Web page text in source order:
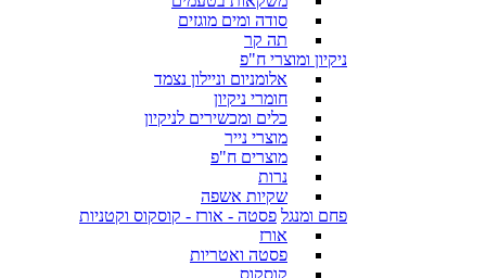
סודה ומים מוגזים
תה קר
ניקיון ומוצרי ח"פ
אלומניום וניילון נצמד
חומרי ניקיון
כלים ומכשירים לניקיון
מוצרי נייר
מוצרים ח"פ
נרות
שקיות אשפה
פחם ומנגל פסטה - אורז - קוסקוס וקטניות
אורז
פסטה ואטריות
קוסקוס